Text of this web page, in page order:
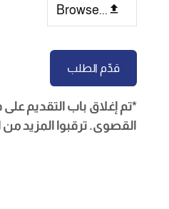
Browse...
قدِّم الطلب
*تم إغلاق باب التقديم
القصوى. ترقبوا المزيد من